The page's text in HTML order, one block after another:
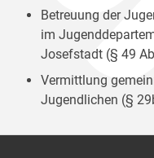
Betreuung der
im
Josefstadt (§ 49
Vermittlung
Jugendlichen (§